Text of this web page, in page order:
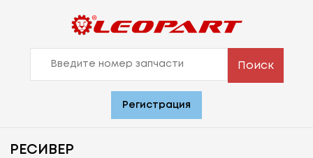
Поиск
Регистрация
РЕСИВЕР